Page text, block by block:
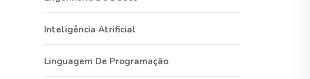
Inteligência Atrificial
Linguagem De Programação